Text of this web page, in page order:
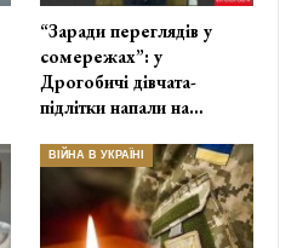
“Заради переглядів у
сомережах”: у
Дрогобичі дівчата-
підлітки напали на…
ВІЙНА В УКРАЇНІ